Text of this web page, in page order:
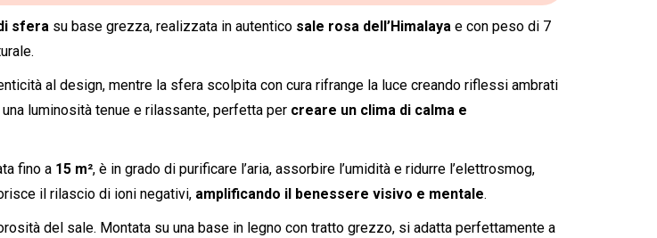
sfera su base grezza, realizzata in autentico sale rosa dell’Himalaya e con peso di 7
al design, mentre la sfera scolpita con cura rifrange la luce creando riflessi ambrati
luminosità tenue e rilassante, perfetta per creare un clima di calma e
fino a 15 m², è in grado di purificare l’aria, assorbire l’umidità e ridurre l’elettrosmog,
il rilascio di ioni negativi, amplificando il benessere visivo e mentale.
del sale. Montata su una base in legno con tratto grezzo, si adatta perfettamente a